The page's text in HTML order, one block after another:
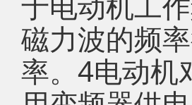
磁力波的频
率。4电动